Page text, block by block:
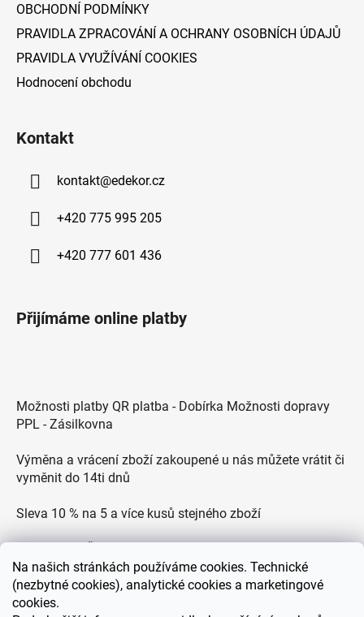
Na našich stránkách používáme cookies. Technické
(nezbytné cookies), analytické cookies a marketingové
cookies.
OBCHODNÍ PODMÍNKY
PRAVIDLA ZPRACOVÁNÍ A OCHRANY OSOBNÍCH ÚDAJŮ
PRAVIDLA VYUŽÍVÁNÍ COOKIES
Hodnocení obchodu
Kontakt
kontakt@edekor.cz
+420 775 995 205
+420 777 601 436
Přijímáme online platby
Možnosti platby QR platba - Dobírka Možnosti dopravy
PPL - Zásilkovna
Výměna a vrácení zboží zakoupené u nás můžete vrátit či
vyměnit do 14ti dnů
Sleva 10 % na 5 a více kusů stejného zboží
Zákaznická podpora každý všední den od 9.00 do 18.00
hodin